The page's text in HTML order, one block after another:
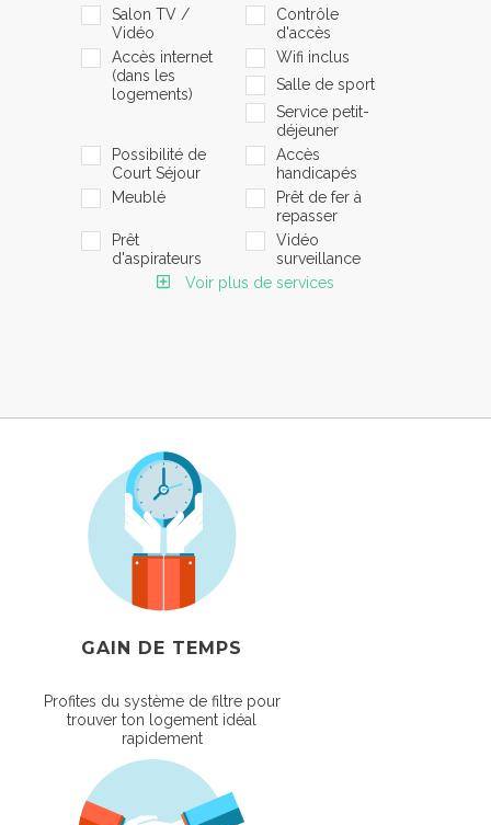
Salon TV /
Vidéo
Contrôle
d'accès
Accès internet
(dans les
logements)
Wifi inclus
Salle de sport
Service petit-
déjeuner
Possibilité de
Court Séjour
Accès
handicapés
Meublé
Prêt de fer à
repasser
Prêt
d'aspirateurs
Vidéo
surveillance
Voir plus de services
GAIN DE TEMPS
Profites du système de filtre pour
trouver ton logement idéal
rapidement